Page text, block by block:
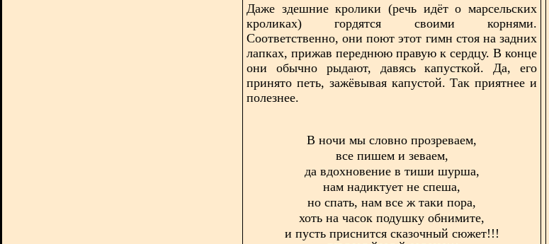
Даже здешние кролики (речь идёт о марсельских
кроликах) гордятся своими корнями.
Соответственно, они поют этот гимн стоя на задних
лапках, прижав переднюю правую к сердцу. В конце
они обычно рыдают, давясь капусткой. Да, его
принято петь, зажёвывая капустой. Так приятнее и
полезнее.
В ночи мы словно прозреваем,
все пишем и зеваем,
да вдохновение в тиши шурша,
нам надиктует не спеша,
но спать, нам все ж таки пора,
хоть на часок подушку обнимите,
и пусть приснится сказочный сюжет!!!